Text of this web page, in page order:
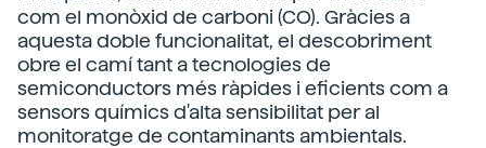
com el monòxid de carboni (CO). Gràcies a
aquesta doble funcionalitat, el descobriment
obre el camí tant a tecnologies de
semiconductors més ràpides i eficients com a
sensors químics d'alta sensibilitat per al
monitoratge de contaminants ambientals.